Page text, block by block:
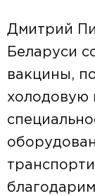
Дмитрий
Беларуси
вакцины,
холодовую